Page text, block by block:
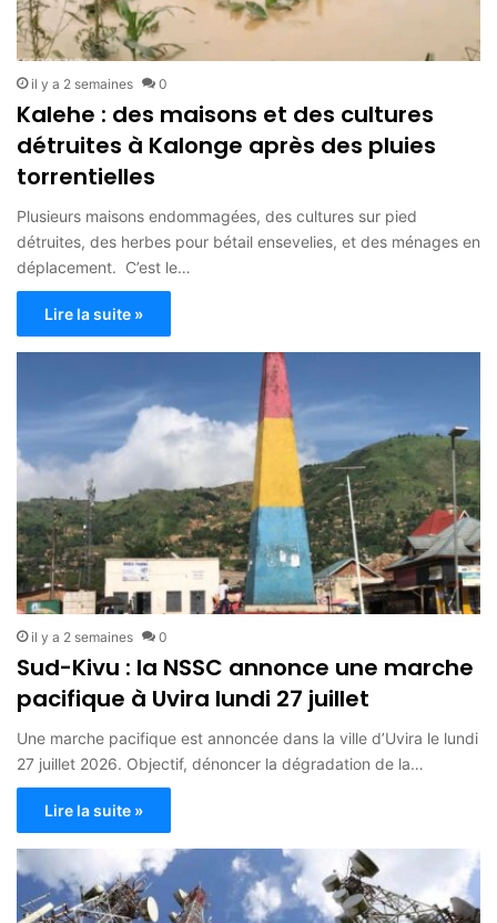
il y a 2 semaines 0
Kalehe : des maisons et des cultures
détruites à Kalonge après des pluies
torrentielles
Plusieurs maisons endommagées, des cultures sur pied
détruites, des herbes pour bétail ensevelies, et des ménages en
déplacement. C’est le…
Lire la suite »
il y a 2 semaines 0
Sud-Kivu : la NSSC annonce une marche
pacifique à Uvira lundi 27 juillet
Une marche pacifique est annoncée dans la ville d’Uvira le lundi
27 juillet 2026. Objectif, dénoncer la dégradation de la…
Lire la suite »